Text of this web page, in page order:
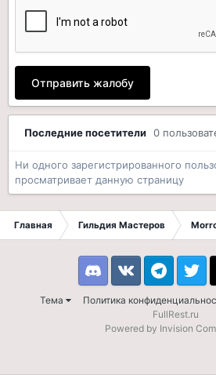
Отправить жалобу
Последние посетители 0
Ни одного зарегистрированного
просматривает данную страницу
Главная Гильдия Мастеров
Тема Политика
DiscordVK Telegram
FullRest.ru
Powered by Invision